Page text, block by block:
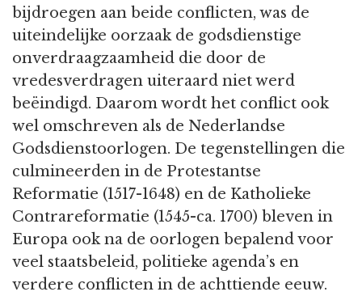
bijdroegen aan beide conflicten, was de
uiteindelijke oorzaak de godsdienstige
onverdraagzaamheid die door de
vredesverdragen uiteraard niet werd
beëindigd. Daarom wordt het conflict ook
wel omschreven als de Nederlandse
Godsdienstoorlogen. De tegenstellingen die
culmineerden in de Protestantse
Reformatie (1517-1648) en de Katholieke
Contrareformatie (1545-ca. 1700) bleven in
Europa ook na de oorlogen bepalend voor
veel staatsbeleid, politieke agenda’s en
verdere conflicten in de achttiende eeuw.